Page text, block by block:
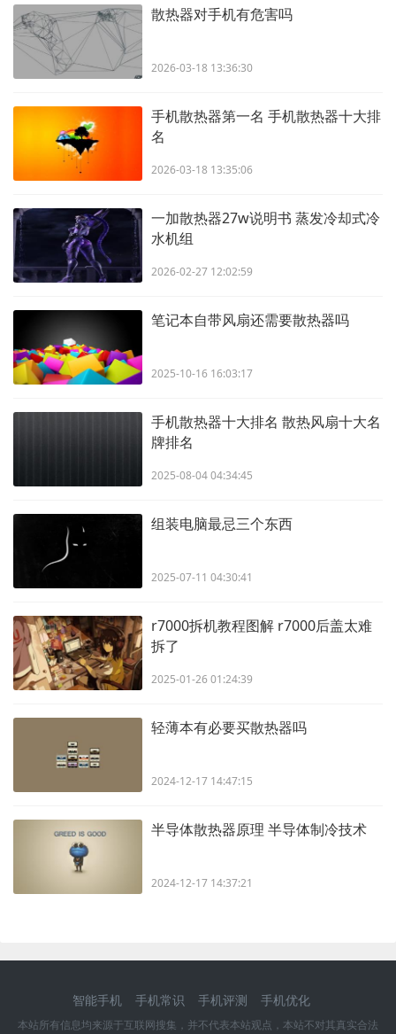
散热器对手机有危害吗
2026-03-18 13:36:30
手机散热器第一名 手机散热器十大排
名
2026-03-18 13:35:06
一加散热器27w说明书 蒸发冷却式冷
水机组
2026-02-27 12:02:59
笔记本自带风扇还需要散热器吗
2025-10-16 16:03:17
手机散热器十大排名 散热风扇十大名
牌排名
2025-08-04 04:34:45
组装电脑最忌三个东西
2025-07-11 04:30:41
r7000拆机教程图解 r7000后盖太难
拆了
2025-01-26 01:24:39
轻薄本有必要买散热器吗
2024-12-17 14:47:15
半导体散热器原理 半导体制冷技术
2024-12-17 14:37:21
智能手机 手机常识 手机评测 手机优化
本站所有信息均来源于互联网搜集，并不代表本站观点，本站不对其真实合法